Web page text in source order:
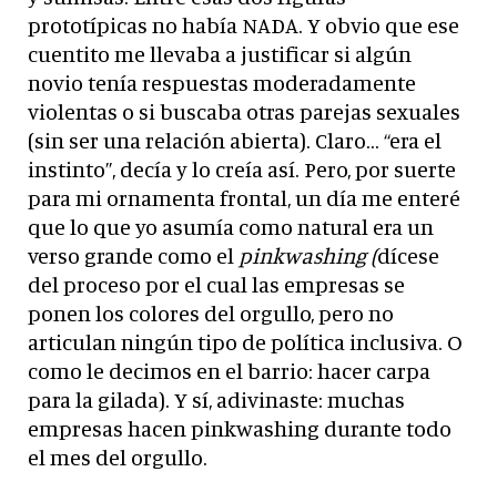
prototípicas no había NADA. Y obvio que ese
cuentito me llevaba a justificar si algún
novio tenía respuestas moderadamente
violentas o si buscaba otras parejas sexuales
(sin ser una relación abierta). Claro… “era el
instinto”, decía y lo creía así. Pero, por suerte
para mi ornamenta frontal, un día me enteré
que lo que yo asumía como natural era un
verso grande como el pinkwashing (dícese
del proceso por el cual las empresas se
ponen los colores del orgullo, pero no
articulan ningún tipo de política inclusiva. O
como le decimos en el barrio: hacer carpa
para la gilada). Y sí, adivinaste: muchas
empresas hacen pinkwashing durante todo
el mes del orgullo.